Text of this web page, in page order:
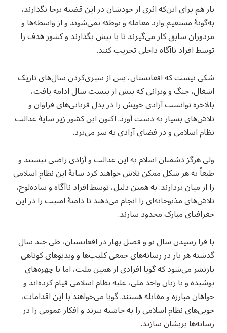
باز هم برای این‌که اثری از خودشان در این قضیه برجا نگذارند،
به‌گونهٔ مستقیم وارد معامله و توطئه نمی‌شوند و از واسطه‌ها و
مزدوران سابق کار می‌گیرند تا پا پیش بگذارند و کشور هدف را
توسط افراد ناآگاه داخلی تخریب کنند.
شکی نیست که افغانستان، پس از سپری‌کردن سال‌های تاریک
اشغال، جنگ و ویرانی که بیش از بیست سال ادامه یافت،
بالاخره توانست آزادی خویش را در بدل قربانی‌های فراوان و
تلاش‌های بسیار به دست آورد. اکنون این کشور زیر سایهٔ عدالت
نظام اسلامی و در فضای آزادی به سر می‌برد.
ولی هرگز دشمنان اسلام به این عدالت و آزادی راضی نیستند و
طبعاً به هر شکل ممکن تلاش خواهند کرد سایهٔ این نظام اسلامی
را از میان بردارند. به همین دلیل، توسط افراد ناآگاه و ساده‌لوح،
تلاش‌های مذبوحانه‌ای را انجام می‌دهند تا دامنهٔ امنیت را در این
جغرافیای مبارک محدود سازند.
با فرا رسیدن سال نو و فصل بهار در افغانستان، طی چند سال
گذشته هر بار در رسانه‌های جمعی کلیپ‌ها و ویدیوهای کوتاهی
بازنشر می‌شود که گویا افرادی از همین ملت، اما با چهره‌های
پوشیده و با زبان واحد ملی، علیه نظام اسلامی قیام کرده‌اند و
خواهان مبارزه و مقابله هستند. گویا می‌خواهند با این اقدامات،
خوبی‌های نظام اسلامی را به حاشیه ببرند و افکار عمومی را در
رسانه‌ها پریشان سازند.